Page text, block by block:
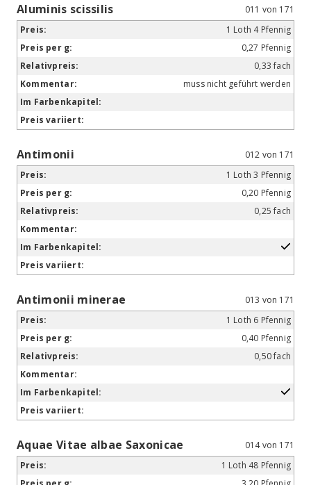
Aluminis scissilis
011 von 171
1 Loth 4 Pfennig
0,27 Pfennig
0,33 fach
muss nicht geführt werden
Antimonii
012 von 171
1 Loth 3 Pfennig
0,20 Pfennig
0,25 fach
Antimonii minerae
013 von 171
1 Loth 6 Pfennig
0,40 Pfennig
0,50 fach
Aquae Vitae albae Saxonicae
014 von 171
1 Loth 48 Pfennig